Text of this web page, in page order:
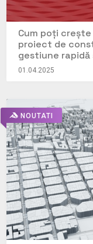
Cum poți
proiect de
gestiune
01.04.2025
NOUTATI